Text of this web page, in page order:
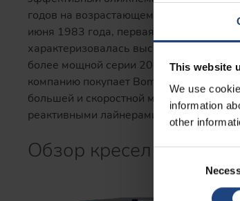
This website
We use
information
other
годов на возрастающем количестве
июня 1983 года, первая серия 100
характеризовалась высокой
более мощной серии 200 и большей
компанию покупает Bombardier
большей и скоростной модели
реактивными лайнерами.
Обзор кресел